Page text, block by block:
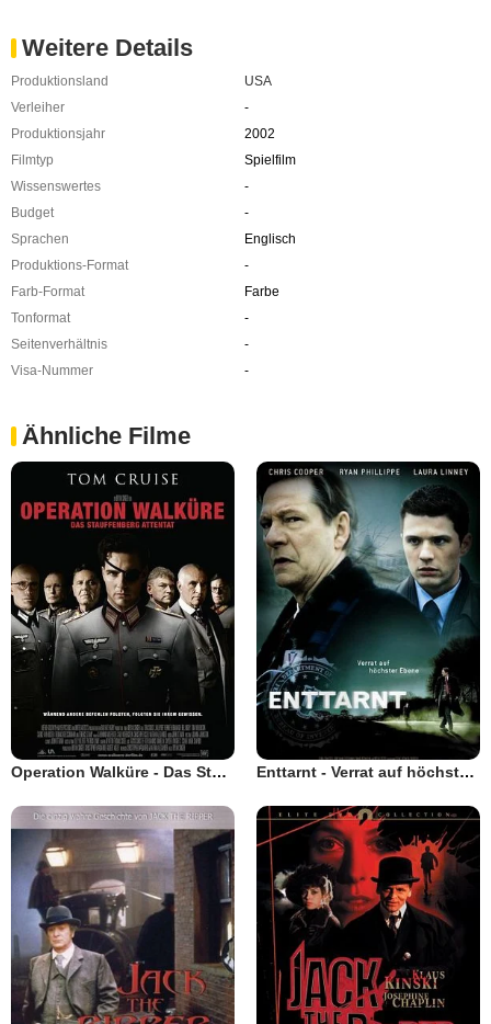
Weitere Details
Produktionsland
USA
Verleiher
-
Produktionsjahr
2002
Filmtyp
Spielfilm
Wissenswertes
-
Budget
-
Sprachen
Englisch
Produktions-Format
-
Farb-Format
Farbe
Tonformat
-
Seitenverhältnis
-
Visa-Nummer
-
Ähnliche Filme
Operation Walküre - Das Stauffenberg-Attentat Enttarnt - Verrat auf höchster Ebene